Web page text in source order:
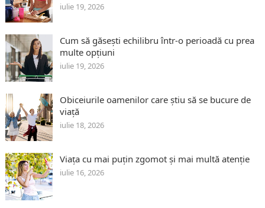
iulie 19, 2026
Cum să găsești echilibru într-o perioadă cu prea
multe opțiuni
iulie 19, 2026
Obiceiurile oamenilor care știu să se bucure de
viață
iulie 18, 2026
Viața cu mai puțin zgomot și mai multă atenție
iulie 16, 2026